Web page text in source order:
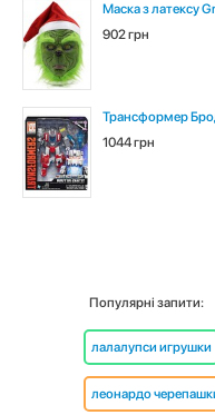
Маска з латексу
902 грн
Трансформер
1044 грн
Популярні запити:
лалалупси игрушки
леонардо